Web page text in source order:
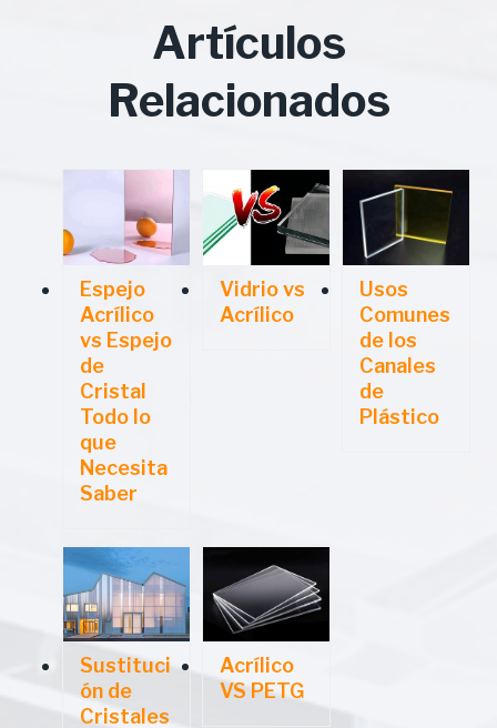
Artículos
Relacionados
Espejo
Acrílico
vs Espejo
de
Cristal
Todo lo
que
Necesita
Saber
Vidrio vs
Acrílico
Usos
Comunes
de los
Canales
de
Plástico
Sustituci
ón de
Cristales
Acrílico
VS PETG